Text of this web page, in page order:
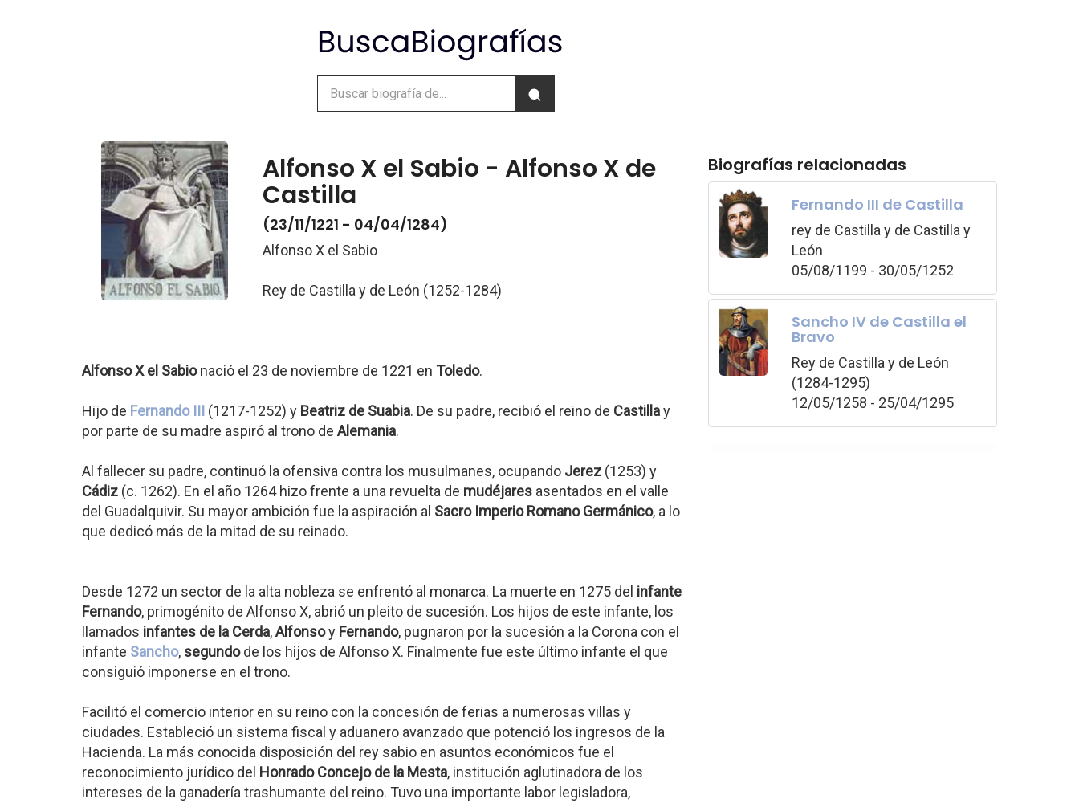
Alfonso X el Sabio - Alfonso X de
Castilla
(23/11/1221 - 04/04/1284)
Alfonso X el Sabio
Rey de Castilla y de León (1252-1284)
Alfonso X el Sabionació el 23 de noviembre de 1221 en Toledo.
Hijo de Fernando III (1217-1252) y Beatriz de Suabia. De su padre, recibió el reino de Castillay
por parte de su madre aspiró al trono de Alemania.
Al fallecer su padre, continuó la ofensiva contra los musulmanes, ocupando Jerez (1253) y
Cádiz (c. 1262). En el año 1264 hizo frente a una revuelta de mudéjares asentados en el valle
del Guadalquivir. Su mayor ambición fue la aspiración al Sacro Imperio Romano Germánico, a lo
que dedicó más de la mitad de su reinado.
Desde 1272 un sector de la alta nobleza se enfrentó al monarca. La muerte en 1275 del infante
Fernando, primogénito de Alfonso X, abrió un pleito de sucesión. Los hijos de este infante, los
llamados infantes de la Cerda,Alfonsoy Fernando, pugnaron por la sucesión a la Corona con el
infante Sancho, segundode los hijos de Alfonso X. Finalmente fue este último infante el que
consiguió imponerse en el trono.
Facilitó el comercio interior en su reino con la concesión de ferias a numerosas villas y
ciudades. Estableció un sistema fiscal y aduanero avanzado que potenció los ingresos de la
Hacienda. La más conocida disposición del rey sabio en asuntos económicos fue el
reconocimiento jurídico del Honrado Concejo de la Mesta, institución aglutinadora de los
intereses de la ganadería trashumante del reino. Tuvo una importante labor legisladora,
Biografías relacionadas
Fernando III de Castilla
rey de Castilla y de Castilla y
León
05/08/1199 - 30/05/1252
Sancho IV de Castilla el
Bravo
Rey de Castilla y de León
(1284-1295)
12/05/1258 - 25/04/1295